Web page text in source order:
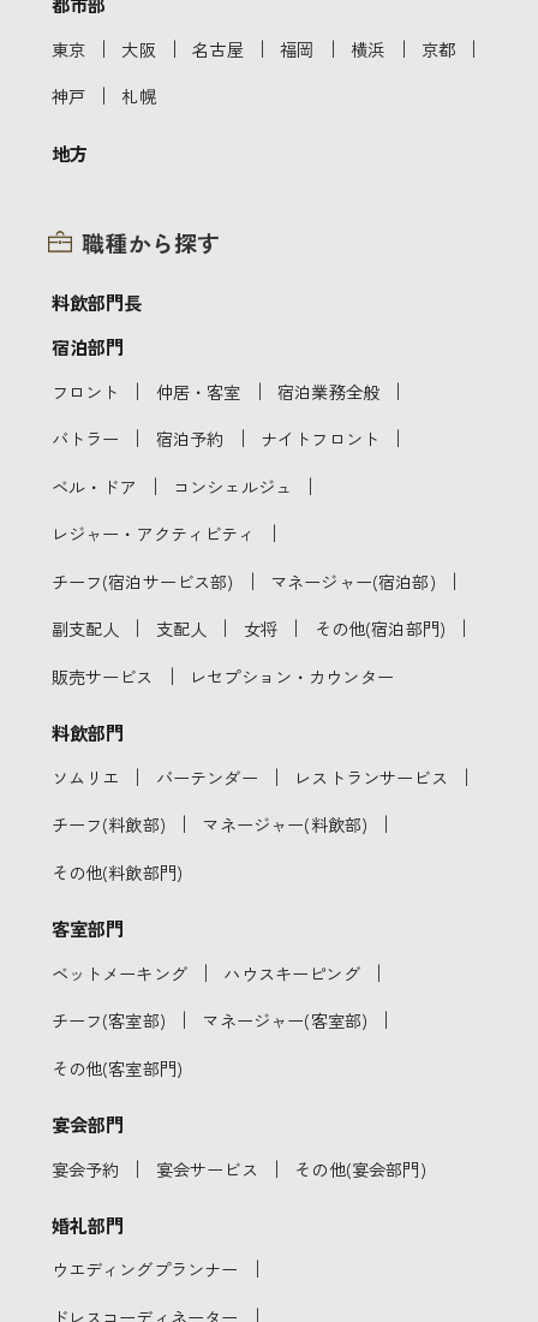
東京 ｜ 大阪 ｜ 名古屋 ｜ 福岡 ｜ 横浜 ｜ 京都 ｜
神戸 ｜ 札幌
地方
職種から探す
料飲部門長
宿泊部門
フロント ｜ 仲居・客室 ｜ 宿泊業務全般 ｜
バトラー ｜ 宿泊予約 ｜ ナイトフロント ｜
ベル・ドア ｜ コンシェルジュ ｜
レジャー・アクティビティ ｜
チーフ(宿泊サービス部) ｜ マネージャー(宿泊部) ｜
副支配人 ｜ 支配人 ｜ 女将 ｜ その他(宿泊部門) ｜
販売サービス ｜ レセプション・カウンター
料飲部門
ソムリエ ｜ バーテンダー ｜ レストランサービス ｜
チーフ(料飲部) ｜ マネージャー(料飲部) ｜
その他(料飲部門)
客室部門
ベットメーキング ｜ ハウスキーピング ｜
チーフ(客室部) ｜ マネージャー(客室部) ｜
その他(客室部門)
宴会部門
宴会予約 ｜ 宴会サービス ｜ その他(宴会部門)
婚礼部門
ウエディングプランナー ｜
ドレスコーディネーター ｜